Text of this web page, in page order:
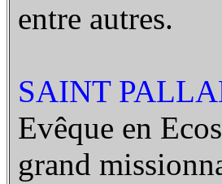
entre autres.
SAINT
Evêque en
grand